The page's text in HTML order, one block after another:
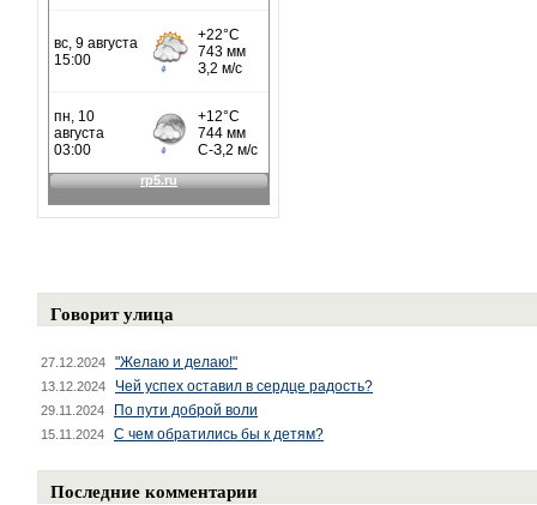
Говорит улица
27.12.2024 "Желаю и делаю!"
13.12.2024 Чей успех оставил в сердце радость?
29.11.2024 По пути доброй воли
15.11.2024 С чем обратились бы к детям?
Последние комментарии